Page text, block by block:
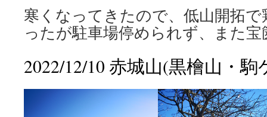
寒くなってきたので、低山開拓
ったが駐車場停められず、また宝
2022/12/10 赤城山(黒檜山・駒